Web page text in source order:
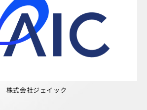
株式会社ジェイック